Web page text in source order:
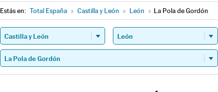
Estás en: Total España » Castilla y León » León » La Pola de Gordón